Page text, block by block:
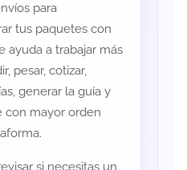
para
tus paquetes con
ayuda a trabajar más
pesar, cotizar,
generar la guía y
con mayor orden